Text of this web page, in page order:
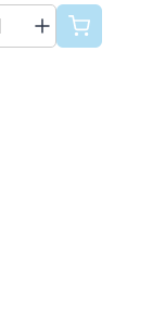
do Twoich
w
do